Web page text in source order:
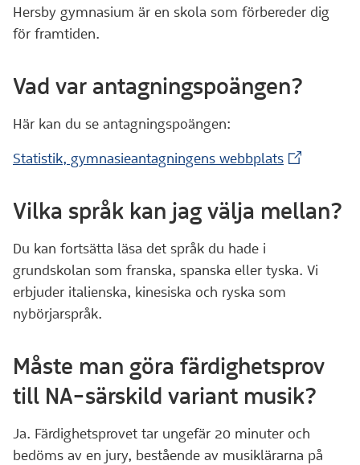
Hersby gymnasium är en skola som förbereder dig
för framtiden.
Vad var antagningspoängen?
Här kan du se antagningspoängen:
Statistik, gymnasieantagningens webbplats(Extern
Vilka språk kan jag välja mellan?
Du kan fortsätta läsa det språk du hade i
grundskolan som franska, spanska eller tyska. Vi
erbjuder italienska, kinesiska och ryska som
nybörjarspråk.
Måste man göra färdighetsprov
till NA-särskild variant musik?
Ja. Färdighetsprovet tar ungefär 20 minuter och
bedöms av en jury, bestående av musiklärarna på